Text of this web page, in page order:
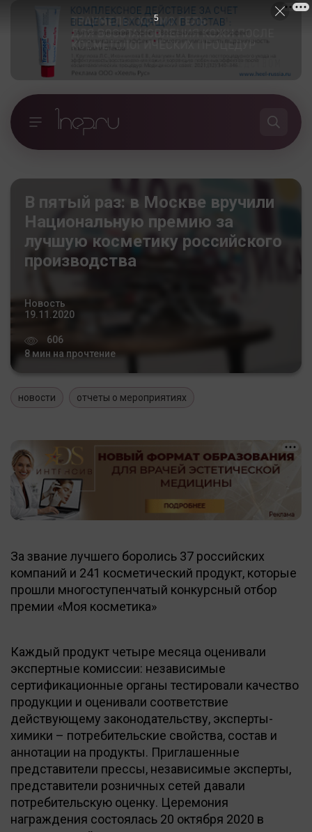
В пятый раз: в Москве вручили
Национальную премию за
лучшую косметику российского
производства
Новость
19.11.2020
606
8 мин на прочтение
новости отчеты о мероприятиях
За звание лучшего боролись 37 российских
компаний и 241 косметический продукт, которые
прошли многоступенчатый конкурсный отбор
премии «Моя косметика»
Каждый продукт четыре месяца оценивали
экспертные комиссии: независимые
сертификационные органы тестировали качество
продукции и оценивали соответствие
действующему законодательству, эксперты-
химики – потребительские свойства, состав и
аннотации на продукты. Приглашенные
представители прессы, независимые эксперты,
представители розничных сетей давали
потребительскую оценку. Церемония
награждения состоялась 20 октября 2020 в
4